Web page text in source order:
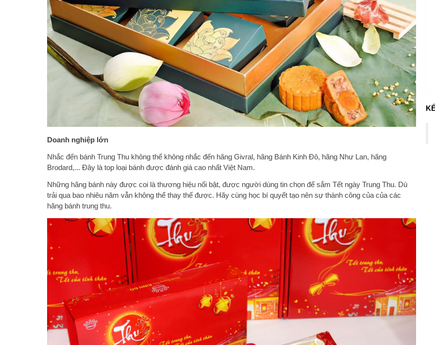
Doanh nghiệp lớn
Nhắc đến bánh Trung Thu không thể không nhắc đến hãng Givral, hãng Bánh Kinh Đô, hãng Như Lan, hãng
Brodard,... Đây là top loại bánh được đánh giá cao nhất Việt Nam.
Những hãng bánh này được coi là thương hiệu nổi bật, được người dùng tin chọn để sắm Tết ngày Trung Thu. Dù
trải qua bao nhiêu năm vẫn không thể thay thế được. Hãy cùng học bí quyết tạo nên sự thành công của của các
hãng bánh trung thu.